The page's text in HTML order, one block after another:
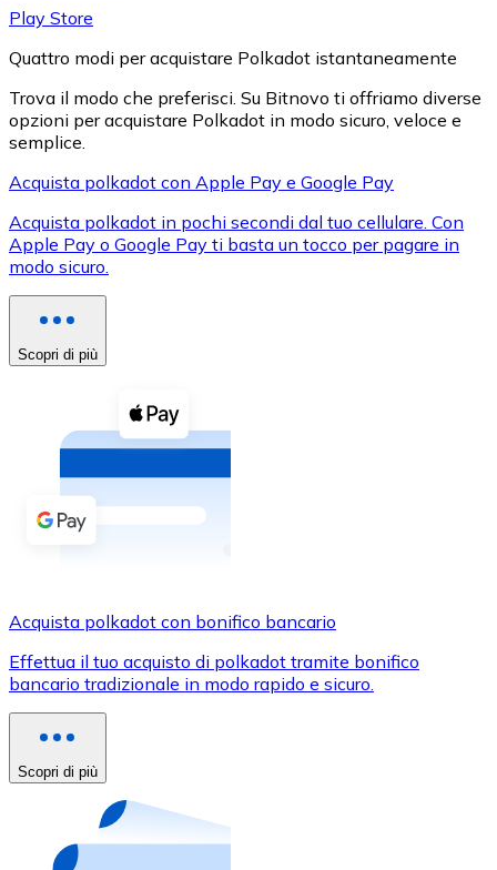
XRP
XRP
Vedi tutto
Buoni cripto
Acquista criptovalute in contanti e altri mezzi di
Acquista con contanti
Bonifico SEPA
Usa le carte Visa e Mastercard per acquistare
Acquista con carta
Acquista gift card dei tuoi marchi preferiti con
Play Store
Quattro modi per acquistare Polkadot istantaneamente
Trova il modo che preferisci. Su Bitnovo ti offriamo diverse
opzioni per acquistare Polkadot in modo sicuro, veloce e
semplice.
Acquista polkadot con Apple Pay e Google Pay
Acquista polkadot in pochi secondi dal tuo cellulare. Con
Apple Pay o Google Pay ti basta un tocco per pagare in
modo sicuro.
Scopri di più
Acquista polkadot con bonifico bancario
Effettua il tuo acquisto di polkadot tramite bonifico
bancario tradizionale in modo rapido e sicuro.
Scopri di più